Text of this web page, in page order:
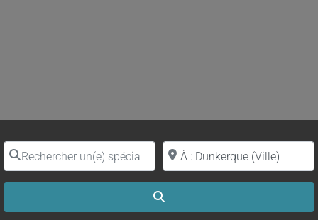
Rechercher un(e) spécialiste par nomProche de (ville ou région)